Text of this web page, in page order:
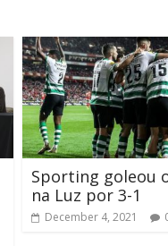
Sporting goleou
na Luz por 3-1
December 4, 2021